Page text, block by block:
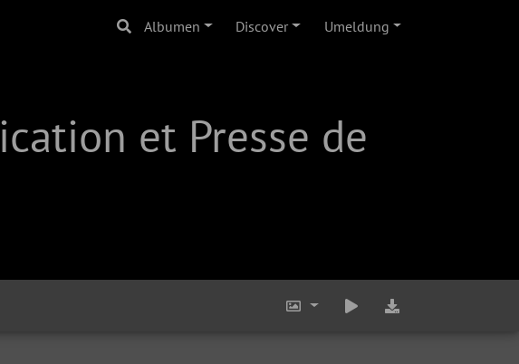
Albumen Discover Umeldung
et Presse de